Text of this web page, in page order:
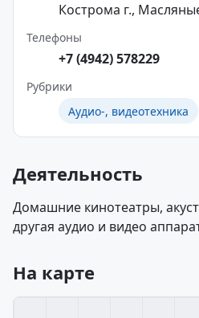
Кострома г.,
Телефоны
+7 (4942) 578229
Рубрики
Аудио-, видеотехника
Деятельность
Домашние кинотеатры,
другая аудио и видео
На карте